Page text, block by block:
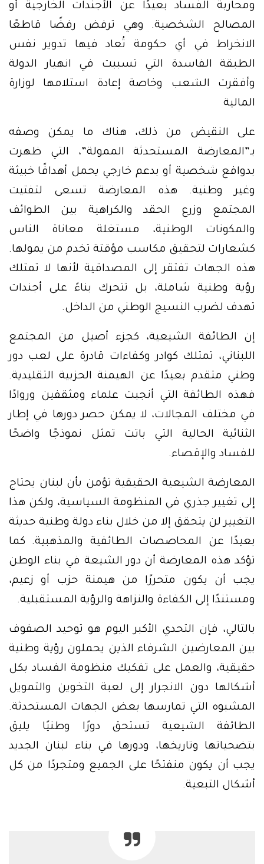
ومحاربة الفساد بعيدًا عن الأجندات الخارجية أو
المصالح الشخصية. وهي ترفض رفضًا قاطعًا
الانخراط في أي حكومة تُعاد فيها تدوير نفس
الطبقة الفاسدة التي تسببت في انهيار الدولة
وأفقرت الشعب وخاصة إعادة استلامها لوزارة
المالية
على النقيض من ذلك، هناك ما يمكن وصفه
بـ”المعارضة المستحدثة الممولة”، التي ظهرت
بدوافع شخصية أو بدعم خارجي يحمل أهدافًا خبيثة
وغير وطنية. هذه المعارضة تسعى لتفتيت
المجتمع وزرع الحقد والكراهية بين الطوائف
والمكونات الوطنية، مستغلة معاناة الناس
كشعارات لتحقيق مكاسب مؤقتة تخدم من يمولها.
هذه الجهات تفتقر إلى المصداقية لأنها لا تمتلك
رؤية وطنية شاملة، بل تتحرك بناءً على أجندات
تهدف لضرب النسيج الوطني من الداخل.
إن الطائفة الشيعية، كجزء أصيل من المجتمع
اللبناني، تمتلك كوادر وكفاءات قادرة على لعب دور
وطني متقدم بعيدًا عن الهيمنة الحزبية التقليدية.
فهذه الطائفة التي أنجبت علماء ومثقفين وروادًا
في مختلف المجالات، لا يمكن حصر دورها في إطار
الثنائية الحالية التي باتت تمثل نموذجًا واضحًا
للفساد والإقصاء.
المعارضة الشيعية الحقيقية تؤمن بأن لبنان يحتاج
إلى تغيير جذري في المنظومة السياسية، ولكن هذا
التغيير لن يتحقق إلا من خلال بناء دولة وطنية حديثة
بعيدًا عن المحاصصات الطائفية والمذهبية. كما
تؤكد هذه المعارضة أن دور الشيعة في بناء الوطن
يجب أن يكون متحررًا من هيمنة حزب أو زعيم،
ومستندًا إلى الكفاءة والنزاهة والرؤية المستقبلية.
بالتالي، فإن التحدي الأكبر اليوم هو توحيد الصفوف
بين المعارضين الشرفاء الذين يحملون رؤية وطنية
حقيقية، والعمل على تفكيك منظومة الفساد بكل
أشكالها دون الانجرار إلى لعبة التخوين والتمويل
المشبوه التي تمارسها بعض الجهات المستحدثة.
الطائفة الشيعية تستحق دورًا وطنيًا يليق
بتضحياتها وتاريخها، ودورها في بناء لبنان الجديد
يجب أن يكون منفتحًا على الجميع ومتجردًا من كل
أشكال التبعية.